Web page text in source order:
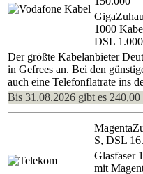
1000
DSL
Der größte Kabelanbieter
in Gefrees an. Bei den
auch eine Telefonflatrate ins
Bis 31.08.2026 gibt es 240,00
S, DSL
Glasfaser
mit